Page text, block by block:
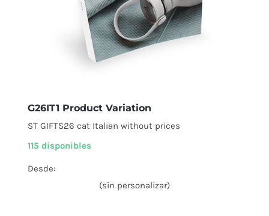
G26IT1 Product Variation
ST GIFTS26 cat Italian without prices
115 disponibles
Desde:
(sin personalizar)